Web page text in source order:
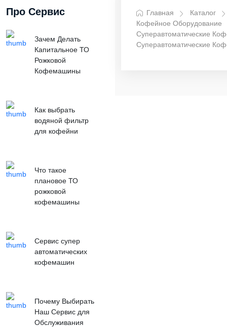
Про Сервис
Зачем Делать
Капитальное ТО
Рожковой
Кофемашины
Как выбрать
водяной фильтр
для кофейни
Что такое
плановое ТО
рожковой
кофемашины
Сервис супер
автоматических
кофемашин
Почему Выбирать
Наш Сервис для
Обслуживания
Главная
Каталог
Кофейное Оборудование
Суперавтоматические
Суперавтоматические